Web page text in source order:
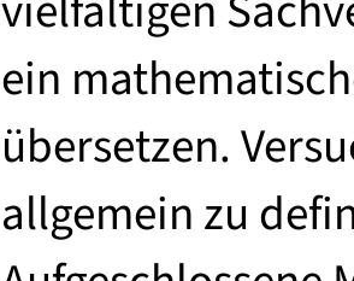
ein
übersetzen.
allgemein zu